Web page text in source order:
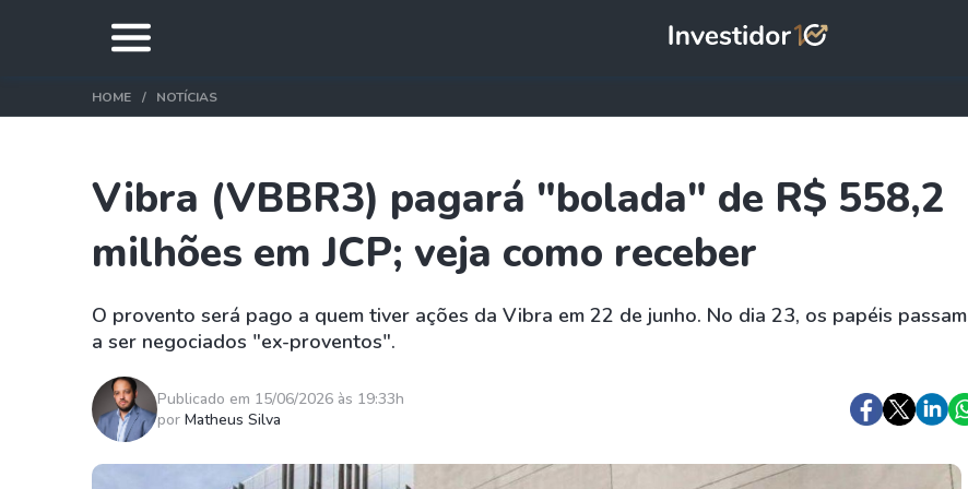
HOME NOTÍCIAS
Vibra (VBBR3) pagará "bolada" de R$ 558,2
milhões em JCP; veja como receber
O provento será pago a quem tiver ações da Vibra em 22 de junho. No dia 23, os papéis passam
a ser negociados "ex-proventos".
Publicado em 15/06/2026 às 19:33h
por Matheus Silva